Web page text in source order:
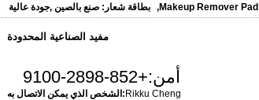
بطاقة شعار: صنع بالصين ,جودة عالية ,Makeup Remover Pad
مفيد الصناعية المحدودة
أمن:+852-2898-9100
الشخص الذي يمكن الاتصال به:Rikku Cheng